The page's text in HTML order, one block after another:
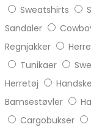
Sweatshirts
Sandaler
Regnjakker
Herre
Tunikaer
Herretøj
Bamsestøvler
Cargobukser